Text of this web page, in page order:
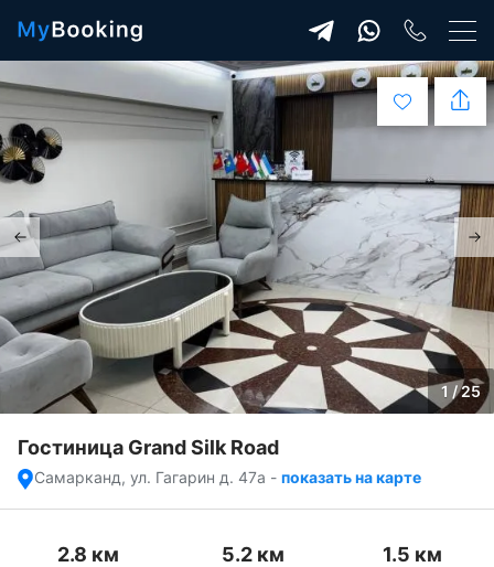
1 / 25
Гостиница Grand Silk Road
Самарканд, ул. Гагарин д. 47a - показать на карте
2.8 км 5.2 км 1.5 км